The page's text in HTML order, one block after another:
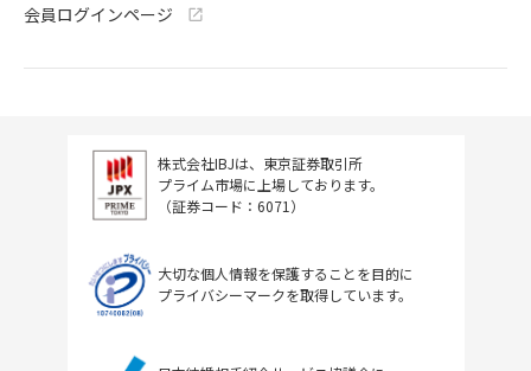
会員ログインページ
株式会社IBJは、東京証券取引所
プライム市場に上場しております。
（証券コード：6071）
大切な個人情報を保護することを目的に
プライバシーマークを取得しています。